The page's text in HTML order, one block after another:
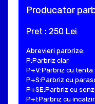
Producator
Pret : 250 Lei
Abrevieri parbrize:
P:Parbriz clar
P+V:Parbriz cu tenta
P+S:Parbriz cu
P+SE:Parbriz cu
P+I:Parbriz cu